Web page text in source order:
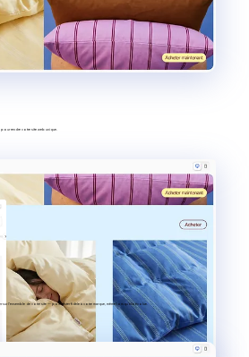
rendre votre site web unique.
l’ensemble de votre site — pour rester fidèle à votre marque, même lorsqu’elle évolue.